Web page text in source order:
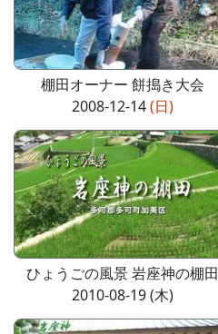
棚田オーナー 餅搗き大会
2008-12-14(日)
ひょうごの風景 岩座神の棚田
2010-08-19 (木)